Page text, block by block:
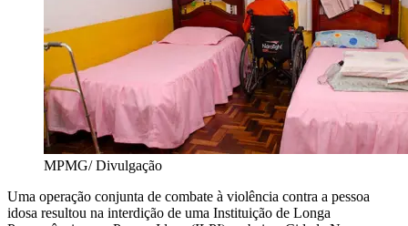
MPMG/ Divulgação
Uma operação conjunta de combate à violência contra a pessoa
idosa resultou na interdição de uma Instituição de Longa